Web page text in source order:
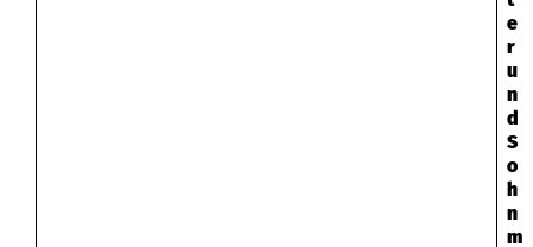
e
r
u
n
d
S
o
h
n
m